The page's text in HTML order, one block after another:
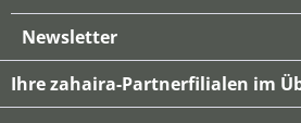
Newsletter
Ihre zahaira-Partnerfilialen im